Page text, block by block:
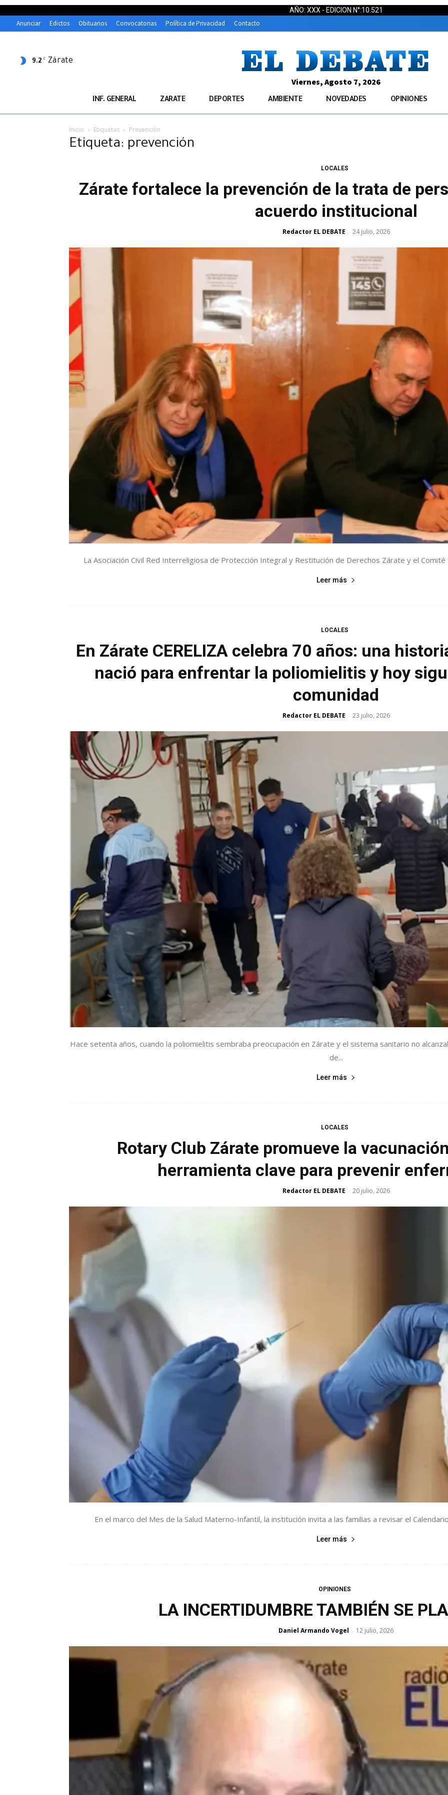
AÑO: XXX - EDICION N°:10.521
Anunciar Edictos Obituarios Convocatorias Política de Privacidad Contacto
9.2 C Zárate
Viernes, Agosto 7, 2026
INF. GENERAL ZARATE DEPORTES AMBIENTE NOVEDADES OPINIONES
Inicio Etiquetas Prevención
Etiqueta: prevención
LOCALES
Zárate fortalece la prevención de la trata de
acuerdo institucional
Redactor EL DEBATE - 24 julio, 2026
La Asociación Civil Red Interreligiosa de Protección Integral y Restitución de Derechos Zárate y el
Leer más
LOCALES
En Zárate CERELIZA celebra 70 años: una
nació para enfrentar la poliomielitis y hoy
comunidad
Redactor EL DEBATE - 23 julio, 2026
Hace setenta años, cuando la poliomielitis sembraba preocupación en Zárate y el sistema sanitario no
de...
Leer más
LOCALES
Rotary Club Zárate promueve la
herramienta clave para prevenir
Redactor EL DEBATE - 20 julio, 2026
En el marco del Mes de la Salud Materno-Infantil, la institución invita a las familias a revisar el
Leer más
OPINIONES
LA INCERTIDUMBRE TAMBIÉN SE
Daniel Armando Vogel - 12 julio, 2026